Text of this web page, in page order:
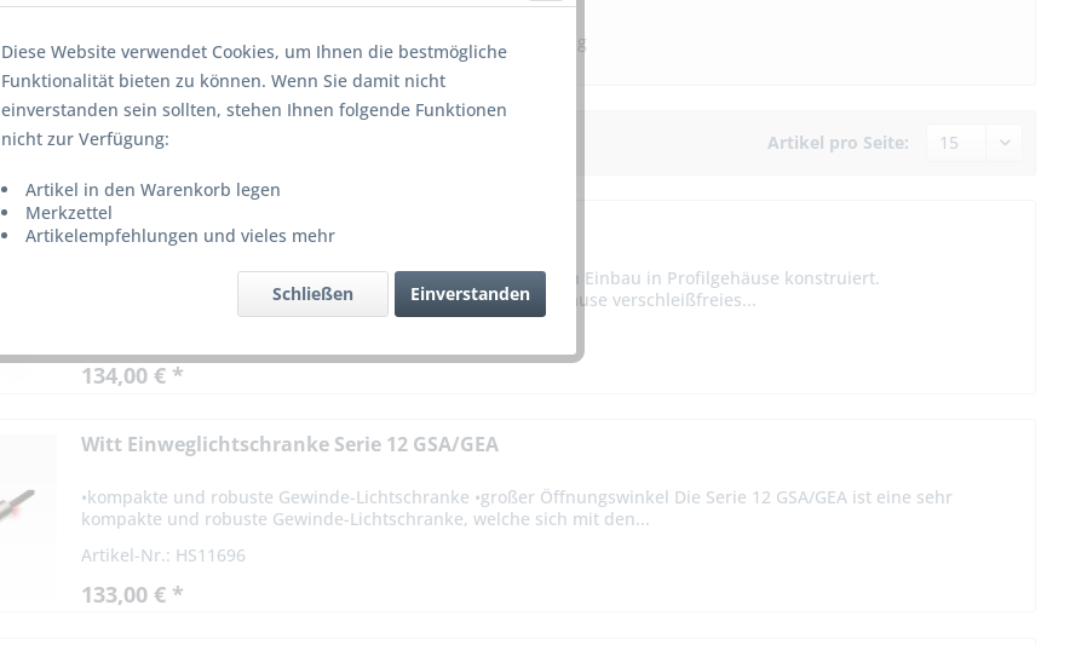
optimiert
Verschiedene Schutzklassen für Außen- und Innenanwendung
Lichtschrankeneinsatz als Aufputzvariante oder
Standsäulenlösung
von5 Artikel pro Seite:
Witt Einweglichtschranke ARGOS
Die Einweglichtschranke ARGOS wurde speziell zum direkten Einbau in Profilgehäuse konstruiert.
Sendefrequenzen programmierbar formschönes Einbaugehäuse verschleißfreies...
134,00 € *
Witt Einweglichtschranke Serie 12 GSA/GEA
•kompakte und robuste Gewinde-Lichtschranke •großer Öffnungswinkel Die Serie 12 GSA/GEA ist eine sehr
kompakte und robuste Gewinde-Lichtschranke, welche sich mit den...
Artikel-Nr.: HS11696
133,00 € *
Diese Website verwendet Cookies, um Ihnen die bestmögliche
Funktionalität bieten zu können. Wenn Sie damit nicht
einverstanden sein sollten, stehen Ihnen folgende Funktionen
nicht zur Verfügung:
Artikel in den Warenkorb legen
Merkzettel
Artikelempfehlungen und vieles mehr
Einverstanden
Schließen